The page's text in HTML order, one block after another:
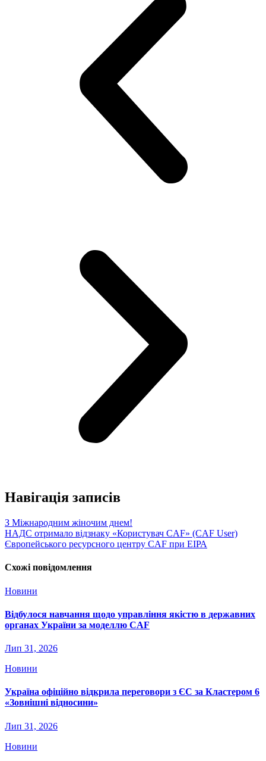
Навігація записів
З Міжнародним жіночим днем!
НАДС отримало відзнаку «Користувач CAF» (CAF User)
Європейського ресурсного центру CAF при ЕІРА
Схожі повідомлення
Новини
Відбулося навчання щодо управління якістю в державних
органах України за моделлю CAF
Лип 31, 2026
Новини
Україна офіційно відкрила переговори з ЄС за Кластером 6
«Зовнішні відносини»
Лип 31, 2026
Новини